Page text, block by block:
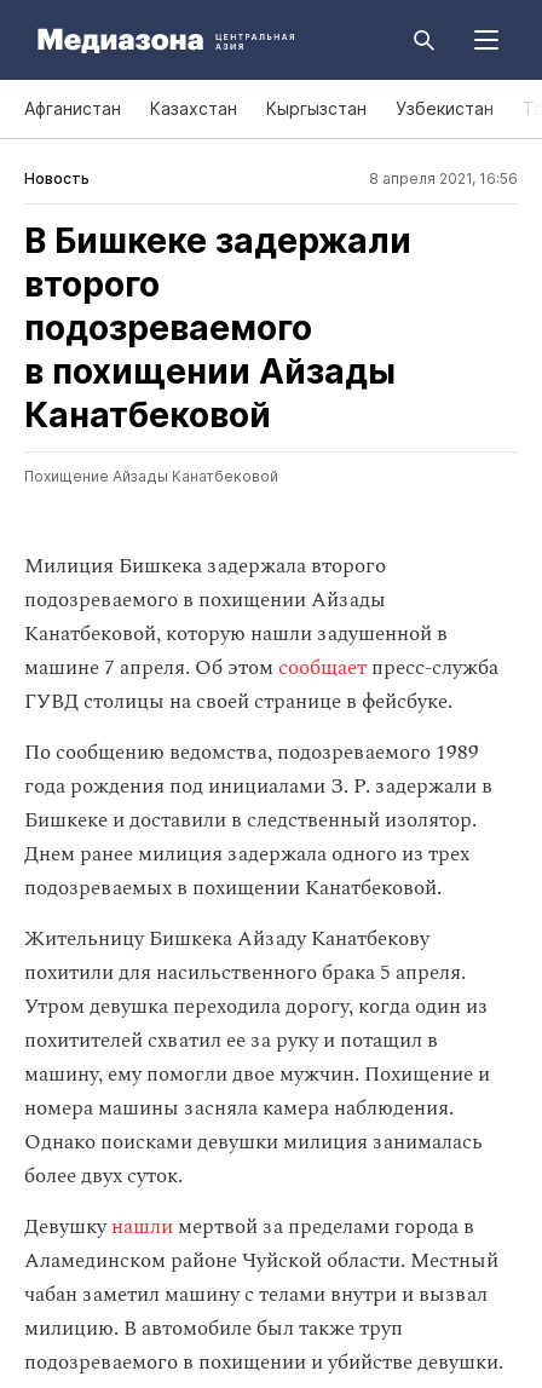
Афганистан Казахстан Кыргызстан Узбекистан
Новость 8 апреля 2021, 16:56
В Бишкеке задержали
второго
подозреваемого
в похищении Айзады
Канатбековой
Похищение Айзады Канатбековой
Милиция Бишкека задержала второго
подозреваемого в похищении Айзады
Канатбековой, которую нашли задушенной в
машине 7 апреля. Об этомсообщаетпресс-служба
ГУВД столицы на своей странице в фейсбуке.
По сообщению ведомства, подозреваемого 1989
года рождения под инициалами З. Р. задержали в
Бишкеке и доставили в следственный изолятор.
Днем ранее милиция задержала одного из трех
подозреваемых в похищении Канатбековой.
Жительницу Бишкека Айзаду Канатбекову
похитили для насильственного брака 5 апреля.
Утром девушка переходила дорогу, когда один из
похитителей схватил ее за руку и потащил в
машину, ему помогли двое мужчин. Похищение и
номера машины засняла камера наблюдения.
Однако поисками девушки милиция занималась
более двух суток.
Девушкунашлимертвой за пределами города в
Аламединском районе Чуйской области. Местный
чабан заметил машину с телами внутри и вызвал
милицию. В автомобиле был также труп
подозреваемого в похищении и убийстве девушки.